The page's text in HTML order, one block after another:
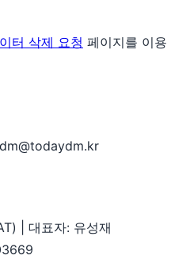
터 삭제 요청 페이지를 이용
| 대표자: 유성재